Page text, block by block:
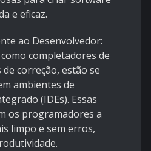
e eficaz.
ao Desenvolvedor:
completadores de
correção, estão se
ambientes de
(IDEs). Essas
os programadores a
limpo e sem erros,